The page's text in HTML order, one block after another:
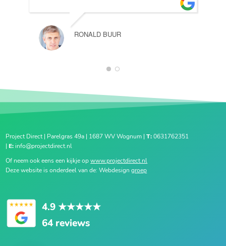
RONALD BUUR
1 2
Project Direct | Parelgras 49a | 1687 WV Wognum |T:0631762351
| E: info@projectdirect.nl
Of neem ook eens een kijkje opwww.projectdirect.nl
Deze website is onderdeel van de: Webdesigngroep
4.9 ★★★★★
64 reviews